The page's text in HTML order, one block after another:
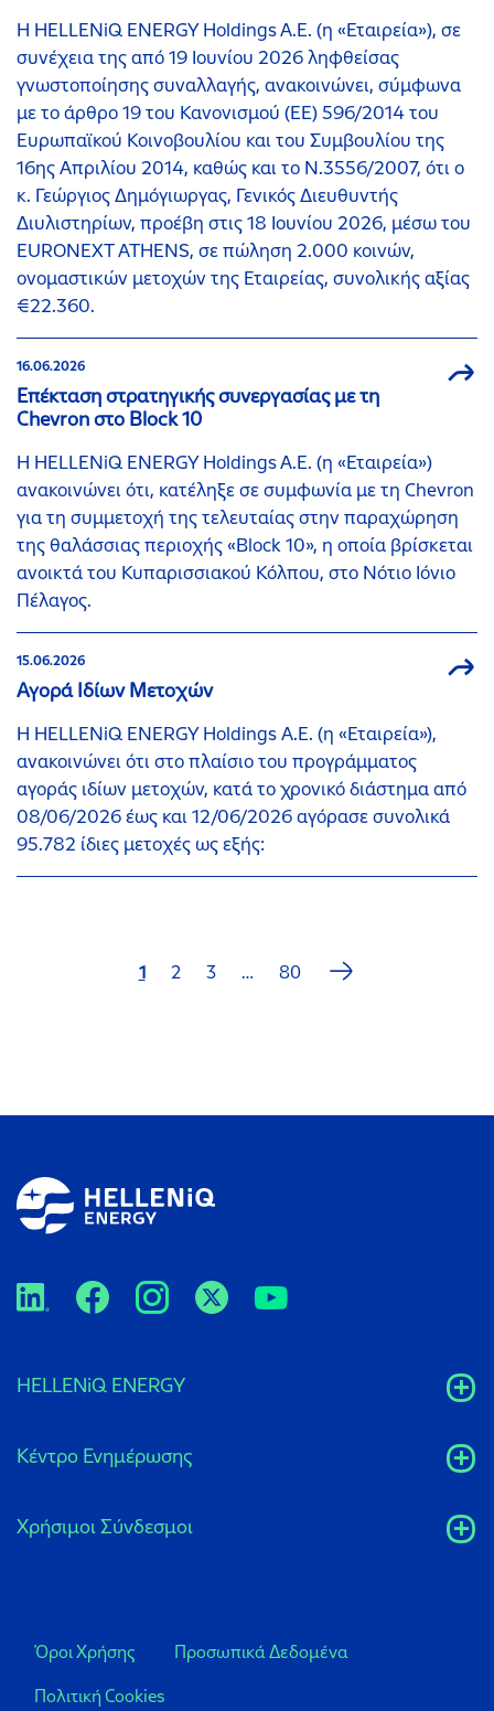
Η HELLENiQ ENERGY Holdings A.E. (η «Εταιρεία»), σε
συνέχεια της από 19 Ιουνίου 2026 ληφθείσας
γνωστοποίησης συναλλαγής, ανακοινώνει, σύμφωνα
με το άρθρο 19 του Κανονισμού (ΕΕ) 596/2014 του
Ευρωπαϊκού Κοινοβουλίου και του Συμβουλίου της
16ης Απριλίου 2014, καθώς και το Ν.3556/2007, ότι ο
κ. Γεώργιος Δημόγιωργας, Γενικός Διευθυντής
Διυλιστηρίων, προέβη στις 18 Ιουνίου 2026, μέσω του
EURONEXT ATHENS, σε πώληση 2.000 κοινών,
ονομαστικών μετοχών της Εταιρείας, συνολικής αξίας
€22.360.
16.06.2026
Επέκταση στρατηγικής συνεργασίας με τη
Chevron στο Block 10
Η HELLENiQ ENERGY Holdings A.E. (η «Εταιρεία»)
ανακοινώνει ότι, κατέληξε σε συμφωνία με τη Chevron
για τη συμμετοχή της τελευταίας στην παραχώρηση
της θαλάσσιας περιοχής «Block 10», η οποία βρίσκεται
ανοικτά του Κυπαρισσιακού Κόλπου, στο Νότιο Ιόνιο
Πέλαγος.
15.06.2026
Αγορά Ιδίων Μετοχών
H HELLENiQ ENERGY Holdings Α.Ε. (η «Εταιρεία»),
ανακοινώνει ότι στο πλαίσιο του προγράμματος
αγοράς ιδίων μετοχών, κατά το χρονικό διάστημα από
08/06/2026 έως και 12/06/2026 αγόρασε συνολικά
95.782 ίδιες μετοχές ως εξής:
1 2 3 … 80Last
HELLENiQ ENERGY
Κέντρο Ενημέρωσης
Xρήσιμοι Σύνδεσμοι
Όροι Χρήσης Προσωπικά Δεδομένα
Πολιτική Cookies